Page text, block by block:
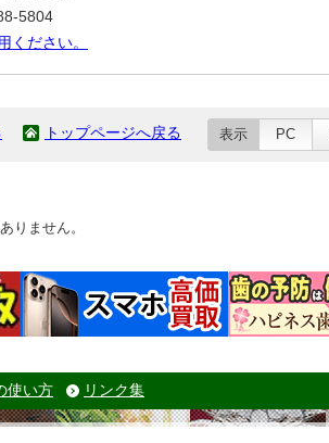
5804
ください。
トップページへ戻る 表示 PC
りません。
使い方 リンク集